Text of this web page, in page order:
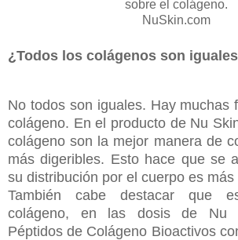
sobre el colágeno.
NuSkin.com
¿Todos los colágenos son
No todos son iguales. Hay muchas
colágeno. En el producto de Nu
colágeno son la mejor manera de
más digeribles. Esto hace que se
su distribución por el cuerpo es más
También cabe destacar que
colágeno, en las dosis de Nu
Péptidos de Colágeno Bioactivos